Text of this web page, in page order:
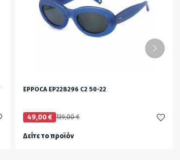
EPPOCA EP228296 C2 50-22
49,00 € 139,00 €
Δείτε το προϊόν